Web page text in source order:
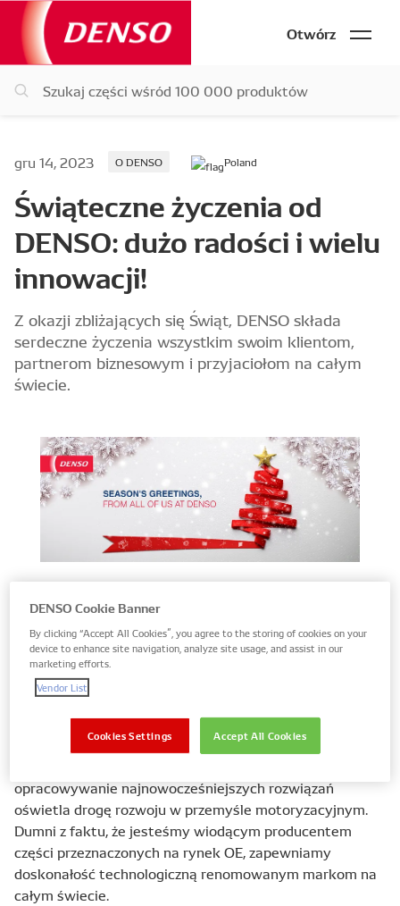
Otwórz
gru 14, 2023 O DENSO Poland
Świąteczne życzenia od
DENSO: dużo radości i wielu
innowacji!
Z okazji zbliżających się Świąt, DENSO składa
serdeczne życzenia wszystkim swoim klientom,
partnerom biznesowym i przyjaciołom na całym
świecie.
wdzięczność za nieustające wsparcie, które
otrzymywaliśmy przez cały rok.
Innowacyjność
W DENSO jesteśmy napędzani duchem innowacji.
Podobnie jak migoczące, świąteczne lampki ozdabiają
opracowywanie najnowocześniejszych rozwiązań
oświetla drogę rozwoju w przemyśle motoryzacyjnym.
Dumni z faktu, że jesteśmy wiodącym producentem
części przeznaczonych na rynek OE, zapewniamy
doskonałość technologiczną renomowanym markom na
całym świecie.
DENSO Cookie Banner
By clicking “Accept All Cookies”, you agree to the storing of cookies on your
device to enhance site navigation, analyze site usage, and assist in our
marketing efforts.
Vendor List
Accept All Cookies
Cookies Settings